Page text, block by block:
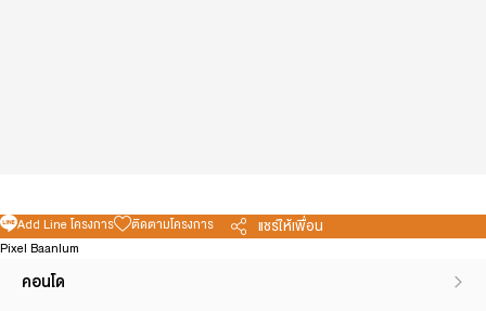
Add Line โครงการ ติดตามโครงการ แชร์ให้เพื่อน
Pixel Baanlum
คอนโด